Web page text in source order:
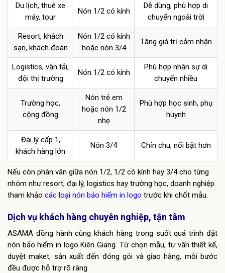
Du lịch, thuê xe
máy, tour
Nón 1/2 có kính
Dễ dùng, phù hợp di
chuyển ngoài trời
Resort, khách
sạn, khách đoàn
Nón 1/2 có kính
hoặc nón 3/4
Tăng giá trị cảm nhận
Logistics, vận tải,
đội thị trường
Nón 1/2 có kính
Phù hợp nhân sự di
chuyển nhiều
Trường học,
cộng đồng
Nón trẻ em
hoặc nón 1/2
nhẹ
Phù hợp học sinh, phụ
huynh
Đại lý cấp 1,
khách hàng lớn
Nón 3/4 Chỉn chu, nổi bật hơn
Nếu còn phân vân giữa nón 1/2, 1/2 có kính hay 3/4 cho từng
nhóm như resort, đại lý, logistics hay trường học, doanh nghiệp
tham khảo các loại nón bảo hiểm in logo trước khi chốt mẫu.
Dịch vụ khách hàng chuyên nghiệp, tận tâm
ASAMA đồng hành cùng khách hàng trong suốt quá trình đặt
nón bảo hiểm in logo Kiên Giang. Từ chọn mẫu, tư vấn thiết kế,
duyệt maket, sản xuất đến đóng gói và giao hàng, mỗi bước
đều được hỗ trợ rõ ràng.